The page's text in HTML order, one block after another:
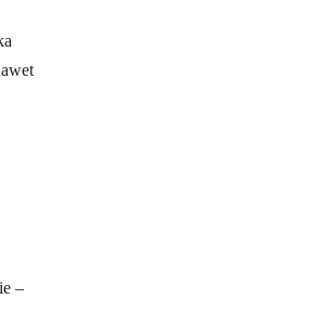
–